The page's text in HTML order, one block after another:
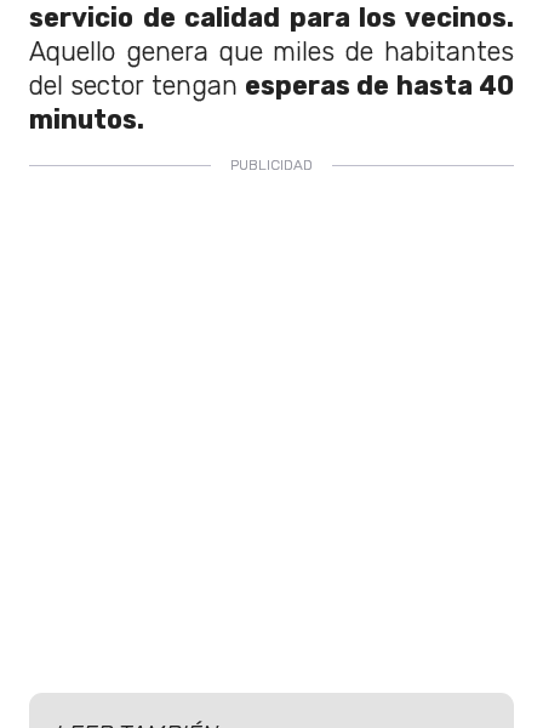
servicio de calidad para los vecinos.
Aquello genera que miles de habitantes
del sector tengan esperas de hasta 40
minutos.